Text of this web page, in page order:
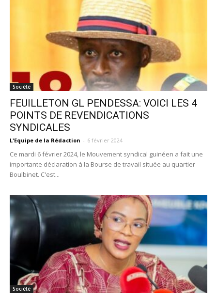
Société
FEUILLETON GL PENDESSA: VOICI LES 4
POINTS DE REVENDICATIONS
SYNDICALES
L'Equipe de la Rédaction - 6 février 2024
Ce mardi 6 février 2024, le Mouvement syndical guinéen a fait une
importante déclaration à la Bourse de travail située au quartier
Boulbinet. C'est...
Société